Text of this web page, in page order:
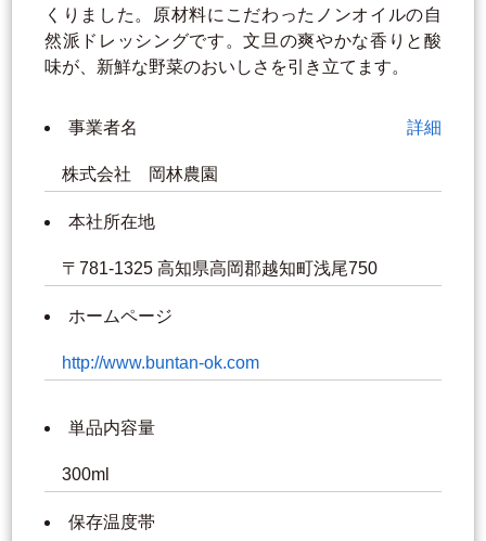
くりました。原材料にこだわったノンオイルの自
然派ドレッシングです。文旦の爽やかな香りと酸
味が、新鮮な野菜のおいしさを引き立てます。
事業者名 詳細
株式会社 岡林農園
本社所在地
〒781-1325 高知県高岡郡越知町浅尾750
ホームページ
http://www.buntan-ok.com
単品内容量
300ml
保存温度帯